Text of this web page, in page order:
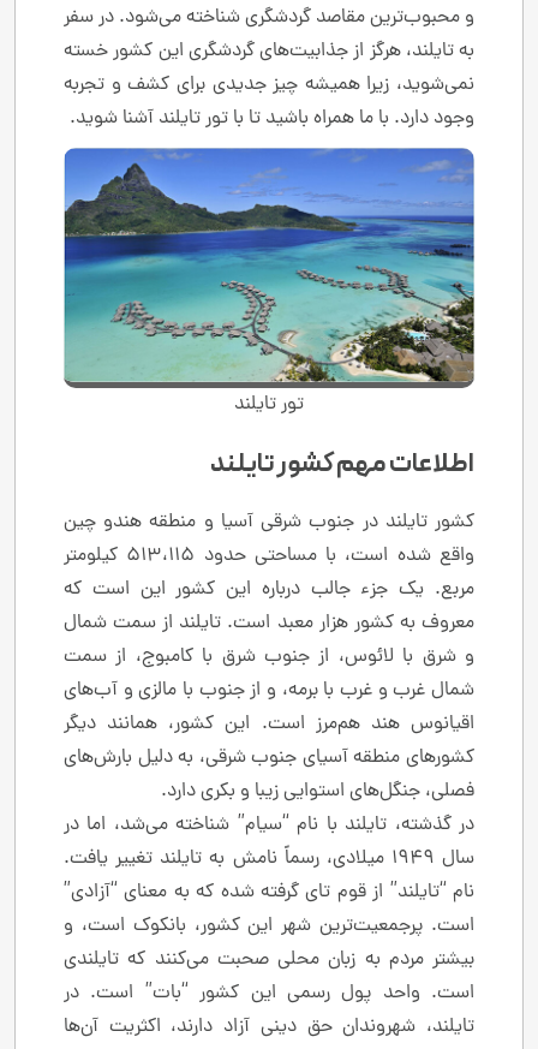
و محبوب‌ترین مقاصد گردشگری شناخته می‌شود. در سفر
به تایلند، هرگز از جذابیت‌های گردشگری این کشور خسته
نمی‌شوید، زیرا همیشه چیز جدیدی برای کشف و تجربه
وجود دارد. با ما همراه باشید تا با تور تایلند آشنا شوید.
تور تایلند
اطلاعات مهم کشور تایلند
کشور تایلند در جنوب شرقی آسیا و منطقه هندو چین
واقع شده است، با مساحتی حدود 513،115 کیلومتر
مربع. یک جزء جالب درباره این کشور این است که
معروف به کشور هزار معبد است. تایلند از سمت شمال
و شرق با لائوس، از جنوب شرق با کامبوج، از سمت
شمال غرب و غرب با برمه، و از جنوب با مالزی و آب‌های
اقیانوس هند هم‌مرز است. این کشور، همانند دیگر
کشورهای منطقه آسیای جنوب شرقی، به دلیل بارش‌های
فصلی، جنگل‌های استوایی زیبا و بکری دارد.
در گذشته، تایلند با نام “سیام” شناخته می‌شد، اما در
سال 1949 میلادی، رسماً نامش به تایلند تغییر یافت.
نام “تایلند” از قوم تای گرفته شده که به معنای “آزادی”
است. پرجمعیت‌ترین شهر این کشور، بانکوک است، و
بیشتر مردم به زبان محلی صحبت می‌کنند که تایلندی
است. واحد پول رسمی این کشور “بات” است. در
تایلند، شهروندان حق دینی آزاد دارند، اکثریت آن‌ها